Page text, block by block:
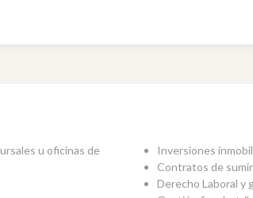
u oficinas de
Inversiones
Contratos de
Derecho Laboral y